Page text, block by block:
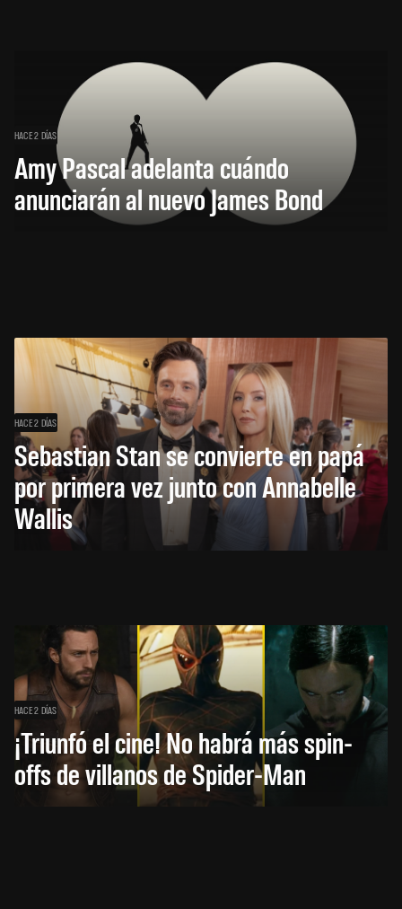
HACE 2 DÍAS
Amy Pascal adelanta cuándo
anunciarán al nuevo James Bond
HACE 2 DÍAS
Sebastian Stan se convierte en papá
por primera vez junto con Annabelle
Wallis
HACE 2 DÍAS
¡Triunfó el cine! No habrá más spin-
offs de villanos de Spider-Man